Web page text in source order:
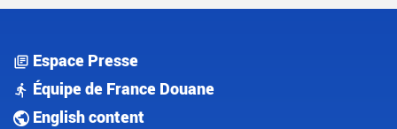
Espace Presse
Équipe de France Douane
English content